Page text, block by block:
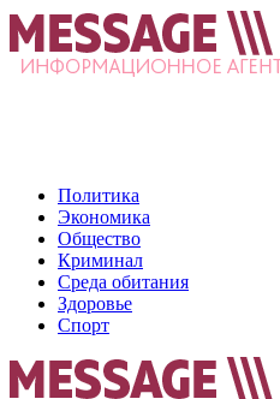
Политика
Экономика
Общество
Криминал
Среда обитания
Здоровье
Спорт